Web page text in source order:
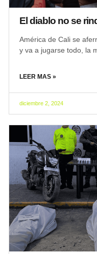
El diablo no se
América de Cali se
y va a jugarse todo, la
LEER MAS »
diciembre 2, 2024